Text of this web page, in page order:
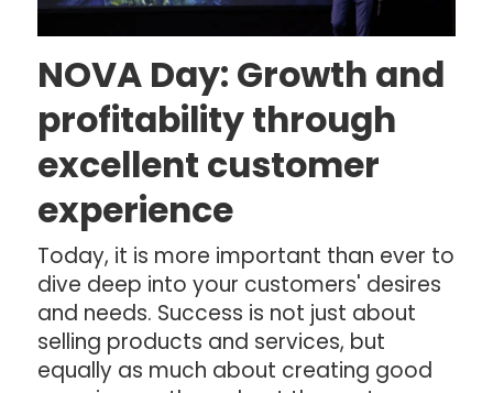
NOVA Day: Growth and
profitability through
excellent customer
experience
Today, it is more important than ever to
dive deep into your customers' desires
and needs. Success is not just about
selling products and services, but
equally as much about creating good